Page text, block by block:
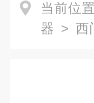
当前位置
器 > 西